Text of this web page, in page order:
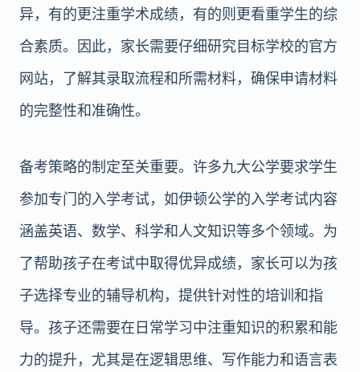
异，有的更注重学术成绩，有的则更看重学生的综
合素质。因此，家长需要仔细研究目标学校的官方
网站，了解其录取流程和所需材料，确保申请材料
的完整性和准确性。
备考策略的制定至关重要。许多九大公学要求学生
参加专门的入学考试，如伊顿公学的入学考试内容
涵盖英语、数学、科学和人文知识等多个领域。为
了帮助孩子在考试中取得优异成绩，家长可以为孩
子选择专业的辅导机构，提供针对性的培训和指
导。孩子还需要在日常学习中注重知识的积累和能
力的提升，尤其是在逻辑思维、写作能力和语言表